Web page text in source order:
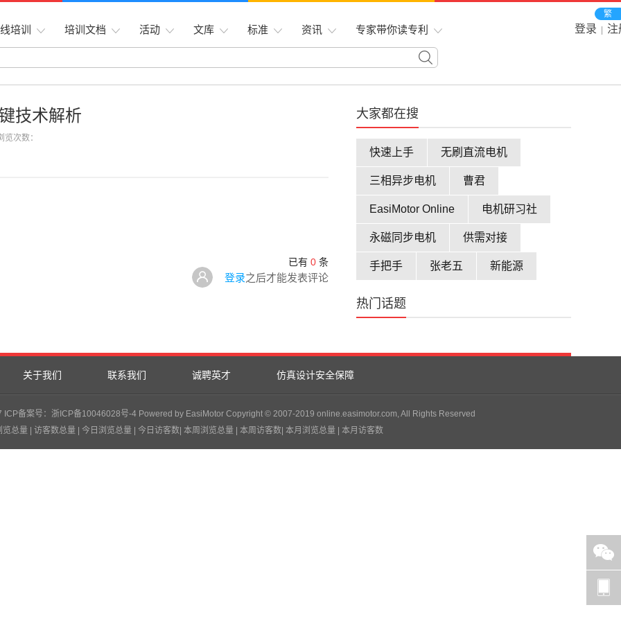
繁
培训 培训文档 活动 文库 标准 资讯 专家带你读专利 登录 注
技术解析
次数：
已有 0 条
登录之后才能发表评论
大家都在搜
快速上手 无刷直流电机
三相异步电机 曹君
EasiMotor Online 电机研习社
永磁同步电机 供需对接
手把手 张老五 新能源
热门话题
关于我们 联系我们 诚聘英才 仿真设计安全保障
ICP备案号：浙ICP备10046028号-4 Powered by EasiMotor Copyright © 2007-2019 online.easimotor.com, All Rights Reserved
览总量| 访客数总量 | 今日浏览总量| 今日访客数| 本周浏览总量| 本周访客数| 本月浏览总量| 本月访客数